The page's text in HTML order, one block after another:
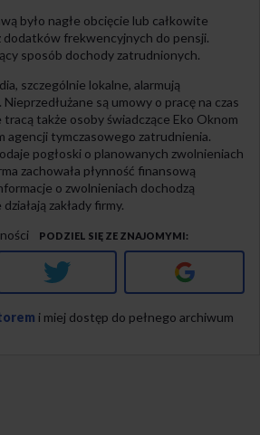
było nagłe obcięcie lub całkowite
dodatków frekwencyjnych do pensji.
sposób dochody zatrudnionych.
szczególnie lokalne, alarmują
są umowy o pracę na czas
także osoby świadczące Eko Oknom
agencji tymczasowego zatrudnienia.
pogłoski o planowanych zwolnieniach
zachowała płynność finansową
o zwolnieniach dochodzą
zakłady firmy.
PODZIEL SIĘ ZE ZNAJOMYMI
Twitter Google+
i miej dostęp do pełnego archiwum